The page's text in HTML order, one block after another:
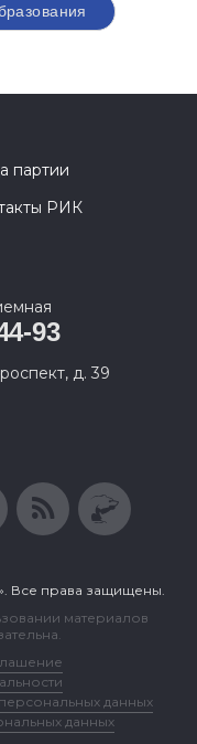
партии
РИК
93
д. 39
Все права защищены.
материалов
данных
данных